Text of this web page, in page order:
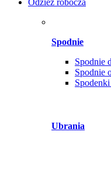
Odzież robocza
Spodnie
Spodnie
Spodnie
Ubrania